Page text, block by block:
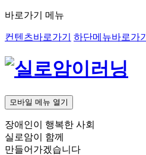
바로가기 메뉴
컨텐츠바로가기 하단메뉴바로가기
모바일 메뉴 열기
장애인이 행복한 사회
실로암이 함께
만들어가겠습니다